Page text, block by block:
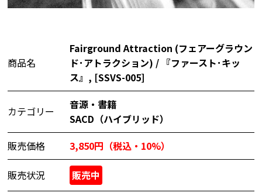
商品名
Fairground Attraction (フェアーグラウン
ド･アトラクション) / 『ファースト･キッ
ス』, [SSVS-005]
カテゴリー
音源・書籍
SACD（ハイブリッド）
販売価格
3,850円（税込・10%）
販売状況 販売中